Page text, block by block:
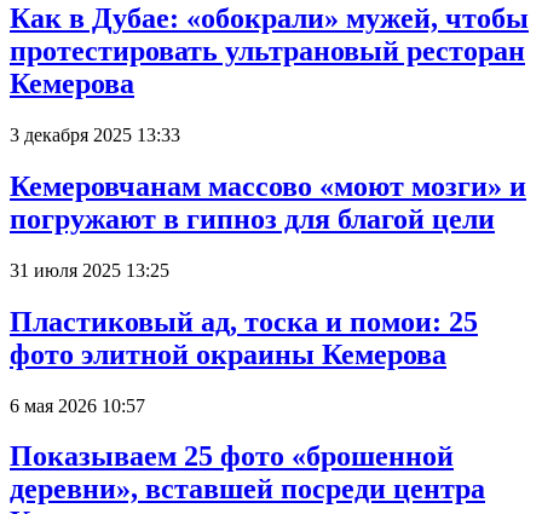
Как в Дубае: «обокрали» мужей, чтобы
протестировать ультрановый ресторан
Кемерова
3 декабря 2025 13:33
Кемеровчанам массово «моют мозги» и
погружают в гипноз для благой цели
31 июля 2025 13:25
Пластиковый ад, тоска и помои: 25
фото элитной окраины Кемерова
6 мая 2026 10:57
Показываем 25 фото «брошенной
деревни», вставшей посреди центра